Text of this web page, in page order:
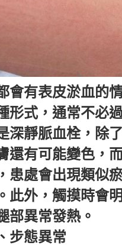
會有表皮淤血的
形式，通常不必
深靜脈血栓，除
還有可能變色，
患處會出現類似
此外，觸摸時會
部異常發熱。
步態異常